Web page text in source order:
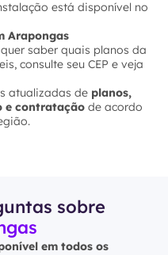
está disponível no
Arapongas
saber quais planos da
consulte seu CEP e veja
atualizadas de planos,
e contratação de acordo
sobre
em todos os